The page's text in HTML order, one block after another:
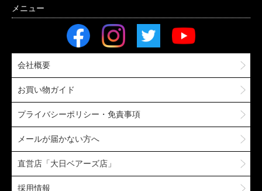
会社概要
お買い物ガイド
プライバシーポリシー・免責事項
メールが届かない方へ
直営店「大日ベアーズ店」
採用情報